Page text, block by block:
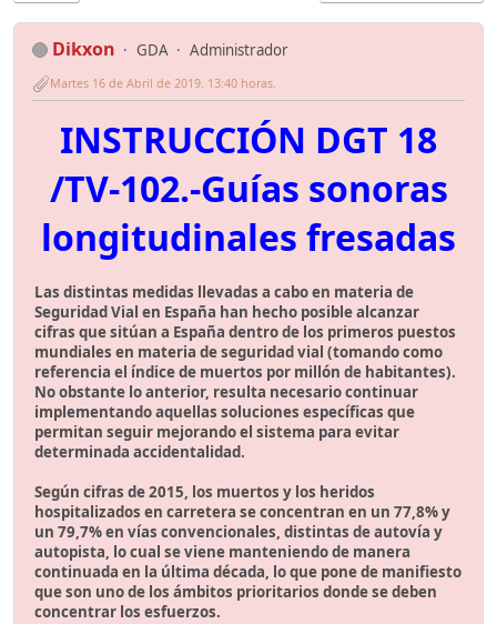
Dikxon GDA Administrador
Martes 16 de Abril de 2019. 13:40 horas.
INSTRUCCIÓN DGT 18
/TV-102.-Guías sonoras
longitudinales fresadas
Las distintas medidas llevadas a cabo en materia de
Seguridad Vial en España han hecho posible alcanzar
cifras que sitúan a España dentro de los primeros puestos
mundiales en materia de seguridad vial (tomando como
referencia el índice de muertos por millón de habitantes).
No obstante lo anterior, resulta necesario continuar
implementando aquellas soluciones específicas que
permitan seguir mejorando el sistema para evitar
determinada accidentalidad.
Según cifras de 2015, los muertos y los heridos
hospitalizados en carretera se concentran en un 77,8% y
un 79,7% en vías convencionales, distintas de autovía y
autopista, lo cual se viene manteniendo de manera
continuada en la última década, lo que pone de manifiesto
que son uno de los ámbitos prioritarios donde se deben
concentrar los esfuerzos.